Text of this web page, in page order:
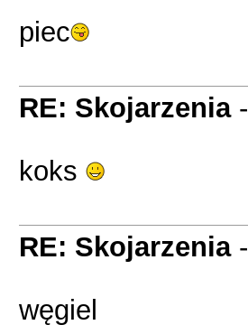
piec
RE: Skojarzenia-
koks
RE: Skojarzenia-
węgiel